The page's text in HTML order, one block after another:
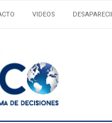
VIDEOS